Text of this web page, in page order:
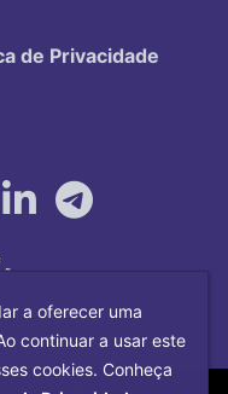
de Privacidade
a oferecer uma
continuar a usar este
cookies. Conheça